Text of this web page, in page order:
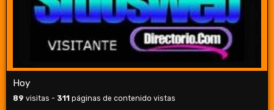
Hoy
89 visitas - 311 páginas de contenido vistas